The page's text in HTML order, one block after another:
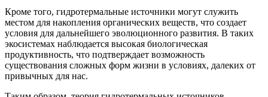
Кроме того, гидротермальные источники могут служить
местом для накопления органических веществ, что создает
условия для дальнейшего эволюционного развития. В таких
экосистемах наблюдается высокая биологическая
продуктивность, что подтверждает возможность
существования сложных форм жизни в условиях, далеких от
привычных для нас.